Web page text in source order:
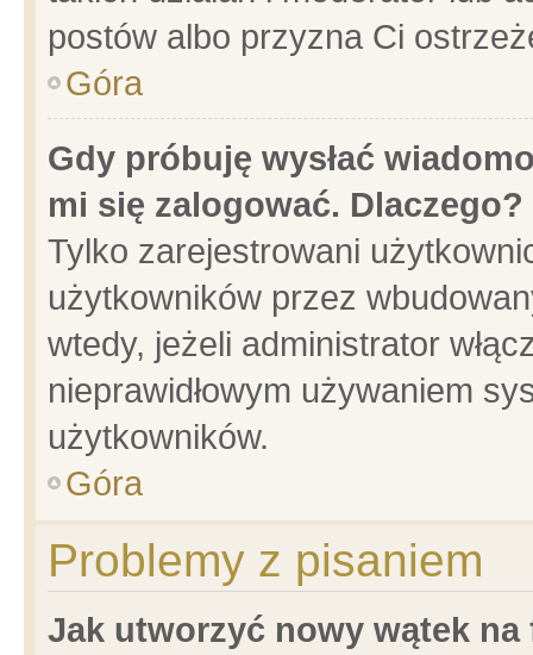
postów albo przyzna Ci
Góra
Gdy próbuję wysłać
mi się zalogować. Dlaczego?
Tylko zarejestrowani
użytkowników przez
wtedy, jeżeli administrator
nieprawidłowym używaniem
użytkowników.
Góra
Problemy z pisaniem
Jak utworzyć nowy wątek na